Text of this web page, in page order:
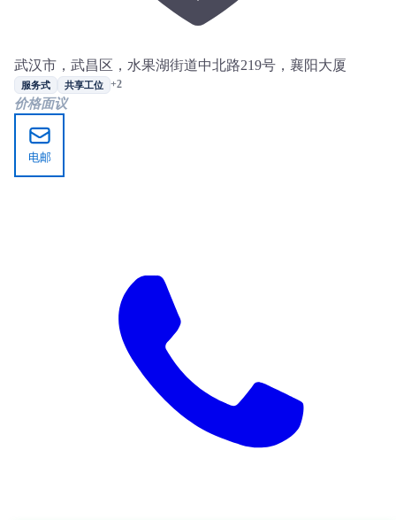
武汉市，武昌区，水果湖街道中北路219号，襄阳大厦
服务式 共享工位 +2
价格面议
电邮